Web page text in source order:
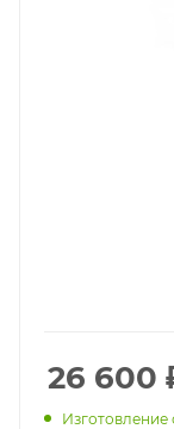
26 600
Изготовление